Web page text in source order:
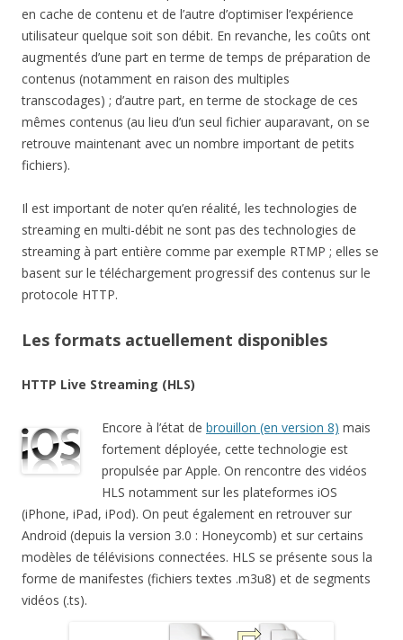
en cache de contenu et de l’autre d’optimiser l’expérience
utilisateur quelque soit son débit. En revanche, les coûts ont
augmentés d’une part en terme de temps de préparation de
contenus (notamment en raison des multiples
transcodages) ; d’autre part, en terme de stockage de ces
mêmes contenus (au lieu d’un seul fichier auparavant, on se
retrouve maintenant avec un nombre important de petits
fichiers).
Il est important de noter qu’en réalité, les technologies de
streaming en multi-débit ne sont pas des technologies de
streaming à part entière comme par exemple RTMP ; elles se
basent sur le téléchargement progressif des contenus sur le
protocole HTTP.
Les formats actuellement disponibles
HTTP Live Streaming (HLS)
Encore à l’état de brouillon (en version 8) mais
fortement déployée, cette technologie est
propulsée par Apple. On rencontre des vidéos
HLS notamment sur les plateformes iOS
(iPhone, iPad, iPod). On peut également en retrouver sur
Android (depuis la version 3.0 : Honeycomb) et sur certains
modèles de télévisions connectées. HLS se présente sous la
forme de manifestes (fichiers textes .m3u8) et de segments
vidéos (.ts).